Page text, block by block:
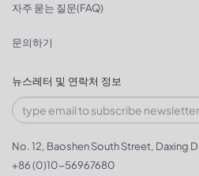
자주 묻는 질문(FAQ)
문의하기
뉴스레터 및 연락처 정보
No. 12, Baoshen South Street, Daxing
+86 (0)10-56967680